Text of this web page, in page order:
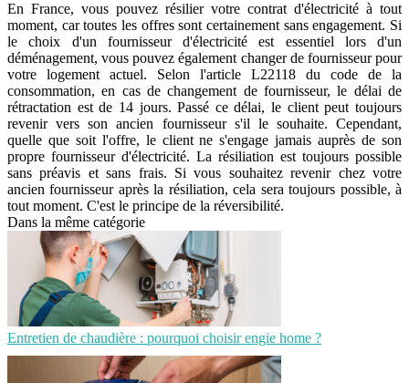
En France, vous pouvez résilier votre contrat d'électricité à tout
moment, car toutes les offres sont certainement sans engagement. Si
le choix d'un fournisseur d'électricité est essentiel lors d'un
déménagement, vous pouvez également changer de fournisseur pour
votre logement actuel. Selon l'article L22118 du code de la
consommation, en cas de changement de fournisseur, le délai de
rétractation est de 14 jours. Passé ce délai, le client peut toujours
revenir vers son ancien fournisseur s'il le souhaite. Cependant,
quelle que soit l'offre, le client ne s'engage jamais auprès de son
propre fournisseur d'électricité. La résiliation est toujours possible
sans préavis et sans frais. Si vous souhaitez revenir chez votre
ancien fournisseur après la résiliation, cela sera toujours possible, à
tout moment. C'est le principe de la réversibilité.
Dans la même catégorie
Entretien de chaudière : pourquoi choisir engie home ?